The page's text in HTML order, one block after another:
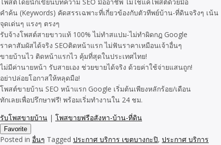
คำค้น (Keywords) คัดสรรเฉพาะที่เกี่ยวข้องกับตัวทีพย์บ้าน-ที่ดินจริงๆ เน้น
จุดเด่นๆ แรงๆ ตรงๆ
รับจ้างโพสต์สายขาวแท้ 100% ไม่ทำสแปม-ไม่ทำผิดกฎ Google
ราคาสัมผัสได้จริง SEOติดหน้าแรก ไม่ฟันราคาเหมือนเจ้าอื่นๆ
ขายบ้านไว ติดหน้าแรกไว คุ้มที่สุดในประเทศไทย!
ไม่มีค่านายหน้า รับสายเอง ช่วยขายได้จริง ด้วยค่าใช้จ่ายแสนถูก!
อย่าปล่อยโอกาสให้หลุดมือ!
โพสต์ขายบ้าน SEO หน้าแรก Google เริ่มต้นเพียงหลักร้อย/เดือน
ทักเลยเพื่อปรึกษาฟรี! พร้อมเริ่มทำงานใน 24 ชม.
รับโพสขายบ้าน | โพสขายฟรีอสังหา-บ้าน-ที่ดิน
Favorite
Posted in อื่นๆ Tagged ประกาศ บริการ เขตบางกะปิ, ประกาศ บริการ